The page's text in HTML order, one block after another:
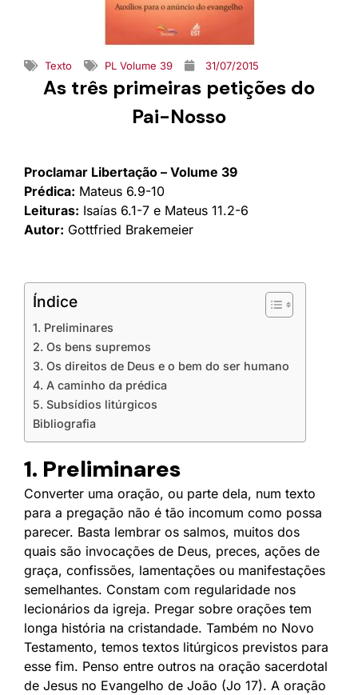
Texto PL Volume 39 31/07/2015
As três primeiras petições do
Pai-Nosso
Proclamar Libertação – Volume 39
Prédica: Mateus 6.9-10
Leituras: Isaías 6.1-7 e Mateus 11.2-6
Autor: Gottfried Brakemeier
Índice
1. Preliminares
2. Os bens supremos
3. Os direitos de Deus e o bem do ser humano
4. A caminho da prédica
5. Subsídios litúrgicos
Bibliografia
1. Preliminares
Converter uma oração, ou parte dela, num texto
para a pregação não é tão incomum como possa
parecer. Basta lembrar os salmos, muitos dos
quais são invocações de Deus, preces, ações de
graça, confissões, lamentações ou manifestações
semelhantes. Constam com regularidade nos
lecionários da igreja. Pregar sobre orações tem
longa história na cristandade. Também no Novo
Testamento, temos textos litúrgicos previstos para
esse fim. Penso entre outros na oração sacerdotal
de Jesus no Evangelho de João (Jo 17). A oração